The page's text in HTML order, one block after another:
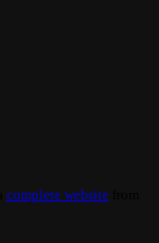
complete websitefrom